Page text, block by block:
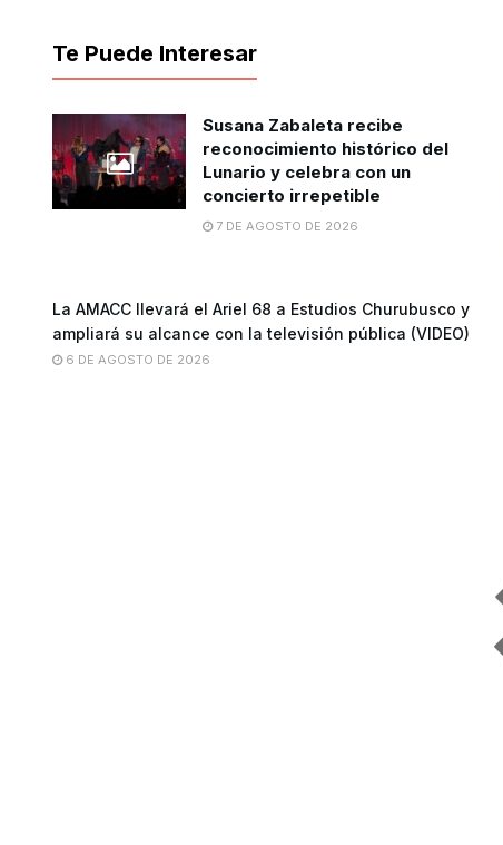
Te Puede Interesar
Susana Zabaleta recibe
reconocimiento histórico del
Lunario y celebra con un
concierto irrepetible
7 DE AGOSTO DE 2026
La AMACC llevará el Ariel 68 a Estudios Churubusco y
ampliará su alcance con la televisión pública (VIDEO)
6 DE AGOSTO DE 2026